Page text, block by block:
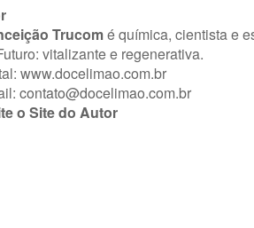
Trucomé química, cientista e
vitalizante e regenerativa.
www.docelimao.com.br
contato@docelimao.com.br
o Site do Autor